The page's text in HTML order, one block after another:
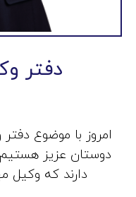
دفتر
امروز با موضوع
دوستان عزیز
دارند که وکیل